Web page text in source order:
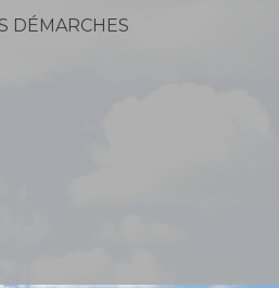
DÉMARCHES